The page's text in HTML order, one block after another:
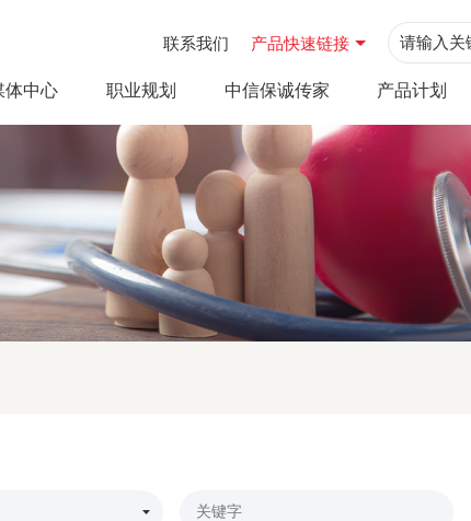
联系我们 产品快速链接
体中心 职业规划 中信保诚传家 产品计划